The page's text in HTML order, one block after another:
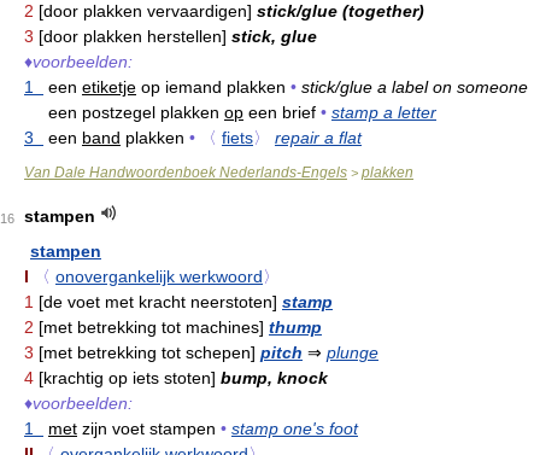
2 [door plakken vervaardigen] stick/glue (together)
3 [door plakken herstellen] stick, glue
♦voorbeelden:
1
een etiketje op iemand plakken • stick/glue a label on someone
een postzegel plakken op een brief • stamp a letter
3
een band plakken • 〈 fiets〉 repair a flat
Van Dale Handwoordenboek Nederlands-Engels > plakken
16
stampen
stampen
I
〈 onovergankelijk werkwoord〉
1 [de voet met kracht neerstoten] stamp
2 [met betrekking tot machines] thump
3 [met betrekking tot schepen] pitch ⇒ plunge
4 [krachtig op iets stoten] bump, knock
♦voorbeelden:
1
met zijn voet stampen • stamp one's foot